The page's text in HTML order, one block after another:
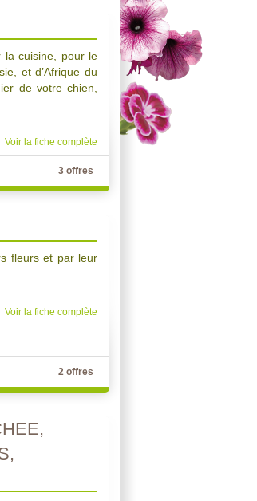
la cuisine, pour le
et d’Afrique du
de votre chien,
Voir la fiche complète
3 offres
fleurs et par leur
Voir la fiche complète
2 offres